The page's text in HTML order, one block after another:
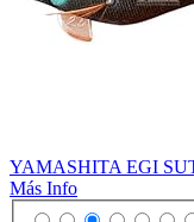
YAMASHITA EGI
Más Info